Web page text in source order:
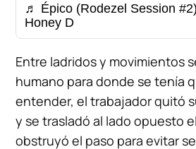
♬ Épico (Rodezel Session
Honey D
Entre ladridos y movimientos
humano para donde se tenía
entender, el trabajador quitó
y se trasladó al lado opuesto
obstruyó el paso para evitar